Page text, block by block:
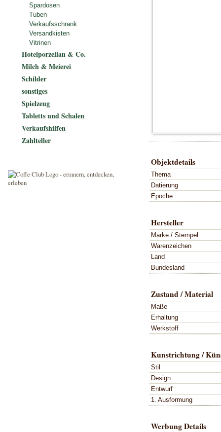
Objektdetails
Thema
Datierung
Epoche
Hersteller
Marke / Stempel
Warenzeichen
Land
Bundesland
Zustand / Material
Maße
Erhaltung
Werkstoff
Kunstrichtung /
Stil
Design
Entwurf
1. Ausformung
Werbung Details
Spardosen
Tuben
Verkaufsschrank
Versandkisten
Vitrinen
Hotelporzellan & Co.
Milch & Meierei
Schilder
sonstiges
Spielzeug
Tabletts und Schalen
Verkaufshilfen
Zahlteller